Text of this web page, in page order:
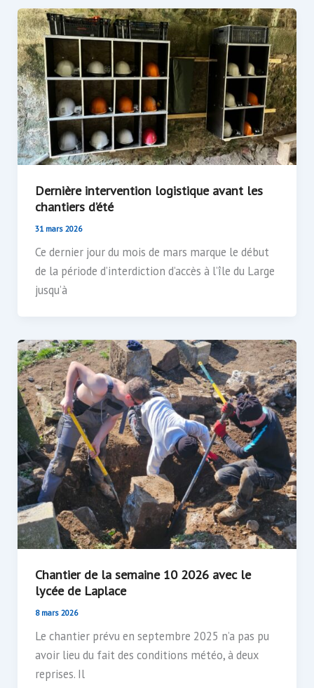
Dernière intervention logistique avant les
chantiers d’été
31 mars 2026
Ce dernier jour du mois de mars marque le début
de la période d’interdiction d’accès à l’île du Large
jusqu’à
Chantier de la semaine 10 2026 avec le
lycée de Laplace
8 mars 2026
Le chantier prévu en septembre 2025 n’a pas pu
avoir lieu du fait des conditions météo, à deux
reprises. Il